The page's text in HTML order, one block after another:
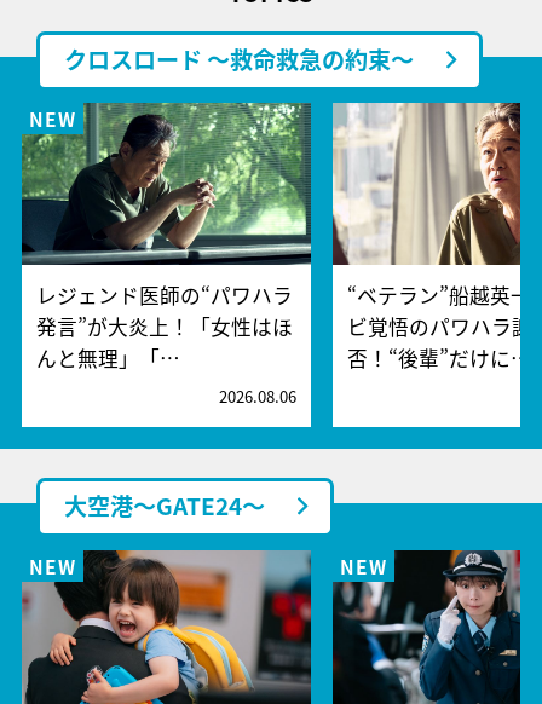
クロスロード ～救命救急の約束～
レジェンド医師の“パワハラ
発言”が大炎上！「女性はほ
んと無理」「…
2026.08.06
“ベテラン”船越英一
ビ覚悟のパワハラ謝
否！“後輩”だけに…
大空港～GATE24～